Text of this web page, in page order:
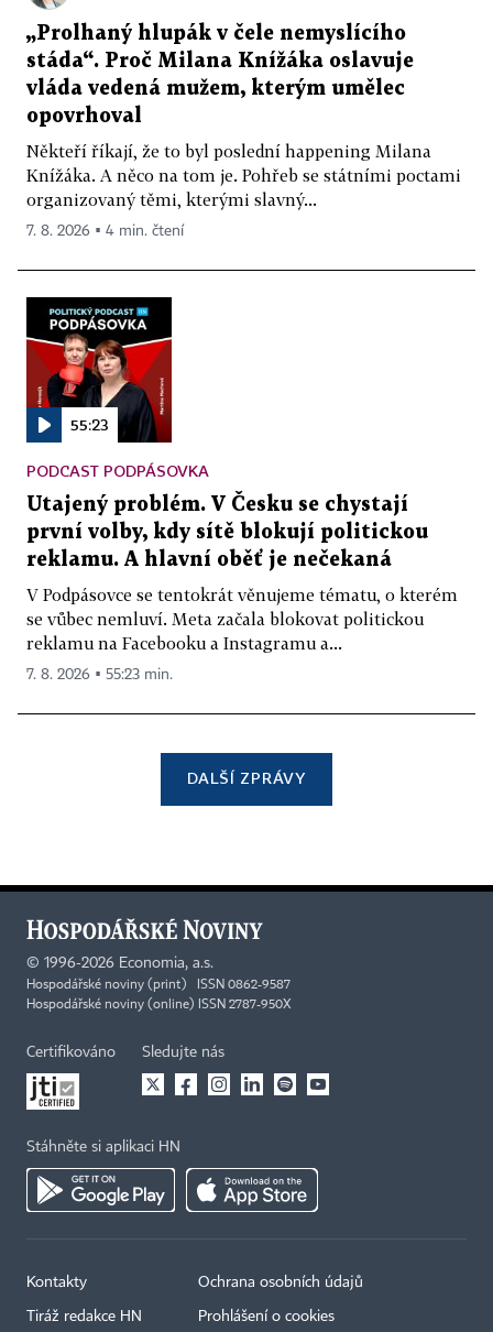
„Prolhaný hlupák v čele nemyslícího
stáda“. Proč Milana Knížáka oslavuje
vláda vedená mužem, kterým umělec
opovrhoval
Někteří říkají, že to byl poslední happening Milana
Knížáka. A něco na tom je. Pohřeb se státními poctami
organizovaný těmi, kterými slavný...
7. 8. 2026 ▪ 4 min. čtení
55:23
PODCAST PODPÁSOVKA
Utajený problém. V Česku se chystají
první volby, kdy sítě blokují politickou
reklamu. A hlavní oběť je nečekaná
V Podpásovce se tentokrát věnujeme tématu, o kterém
se vůbec nemluví. Meta začala blokovat politickou
reklamu na Facebooku a Instagramu a...
7. 8. 2026 ▪ 55:23 min.
DALŠÍ ZPRÁVY
© 1996-2026 Economia, a.s.
Hospodářské noviny (print) ISSN 0862-9587
Hospodářské noviny (online) ISSN 2787-950X
Certifikováno Sledujte nás
Stáhněte si aplikaci HN
Kontakty
Tiráž redakce HN
Ochrana osobních údajů
Prohlášení o cookies